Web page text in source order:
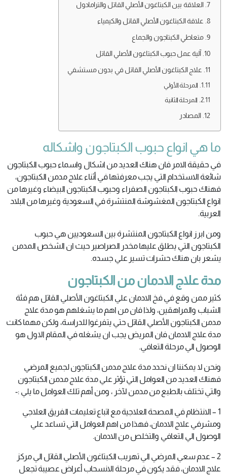
العلاقة بين الكبتاغون الأصلي القاتل والترامادول
علاقة الكبتاغون الأصلي القاتل والكيمياء
متعاطي الكبتاجون والجماع
آلية عمل حبوب الكبتاغون الأصلي القاتل
علاج الكبتاغون الأصلي القاتل في بدون مستشفي
المرحلة الأولي
المرحلة الثانية
المصادر
ما هي انواع حبوب الكبتاجون واشكاله
في حقيقة الامر فان هناك العديد من اشكال واسماء حبوب الكبتاجون
شائعة الاستخدام التي يجب معرفتها في أثناء علاج مدمن الكبتاجون،
فهناك حبوب الكبتاجون الصفراء وحبوب الكبتاجون البيضاء وغيرها من
انواع الكبتاجون المغشوشة المنتشرة في السعودية وغيرها من البلاد
العربية.
ومن ابرز انواع الكبتاجون المنتشرة بين السعوديين هي حبوب
الكبتاجون التي يطلق عليها مخدر الصراصير حيث ان الشخص المدمن
يشعر بان هناك حشرات تسير علي جسده.
مدة علاج الادمان من الكبتاجون
كثير ممن وقع في فخ الادمان علي الكبتاغون الأصلي القاتل هم فئة
الشباب والمراهقين، ولذا فان من اهم ما يشغلهم هو مدة علاج
مدمن الكبتاجون الأصلي القاتل حتي يتفرغوا للدراسة، ولكن مهما كانت
مدة علاج الادمان فان المريض يجب ان يشغله في المقام الاول هو
الوصول الي مرحلة التعافي.
ونحن لا يمكننا ان نحدد مدة علاج مدمن الكبتاجون لجميع المرضي
فهناك العديد من العوامل التي تؤثر علي مدة علاج مدمن الكبتاجون
والتي تختلف بالطبع من مدمن لآخر ، ومن أهم تلك العوامل ما يلي :-
1 – الانتظام في المصحة العلاجية مع اتباع تعليمات الفريق العلاجي
ومشرفي علاج الادمان، فهذا من اهم العوامل التي تساعد علي
الوصول الي التعافي والتخلص من الادمان.
2 – عدم سعي المرضي الي تهريب الكبتاغون الأصلي القاتل الي مركز
علاج الادمان، فقد يكون في مرحلة الانسحاب أعراض عصيبة تجعل